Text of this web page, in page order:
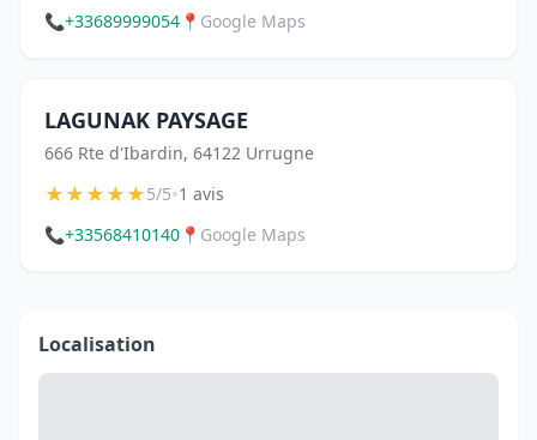
📞+33689999054 📍 Google Maps
LAGUNAK PAYSAGE
666 Rte d'Ibardin, 64122 Urrugne
★★★★★5/5•1 avis
📞+33568410140 📍 Google Maps
Localisation